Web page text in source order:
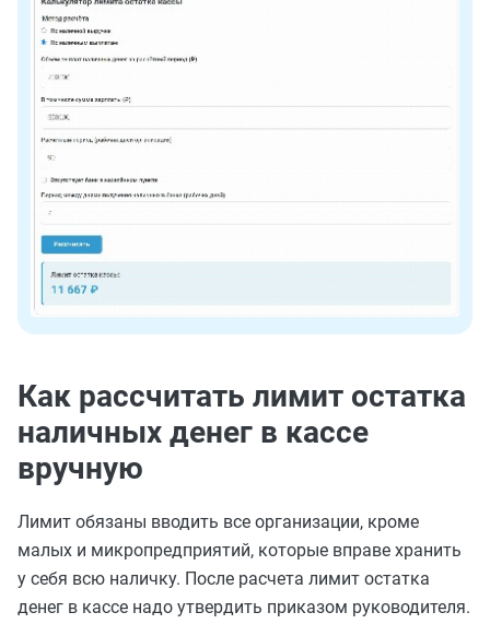
Как рассчитать лимит остатка
наличных денег в кассе
вручную
Лимит обязаны вводить все организации, кроме
малых и микропредприятий, которые вправе хранить
у себя всю наличку. После расчета лимит остатка
денег в кассе надо утвердить приказом руководителя.